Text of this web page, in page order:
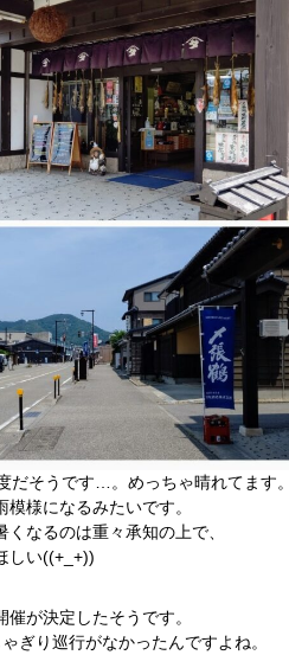
だそうです…。めっちゃ晴れてます
様になるみたいです。
くなるのは重々承知の上で、
しい((+_+))
が決定したそうです。
ぎり巡行がなかったんですよね。